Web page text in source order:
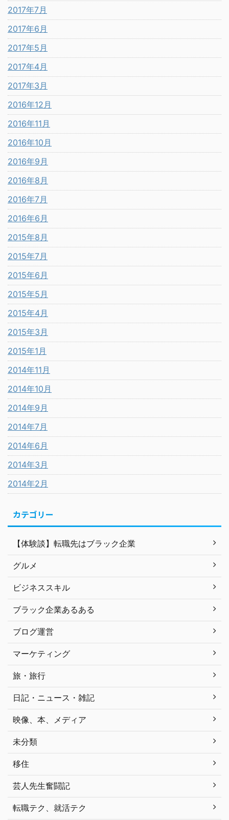
2017年7月
2017年6月
2017年5月
2017年4月
2017年3月
2016年12月
2016年11月
2016年10月
2016年9月
2016年8月
2016年7月
2016年6月
2015年8月
2015年7月
2015年6月
2015年5月
2015年4月
2015年3月
2015年1月
2014年11月
2014年10月
2014年9月
2014年7月
2014年6月
2014年3月
2014年2月
カテゴリー
【体験談】転職先はブラック企業
グルメ
ビジネススキル
ブラック企業あるある
ブログ運営
マーケティング
旅・旅行
日記・ニュース・雑記
映像、本、メディア
未分類
移住
芸人先生奮闘記
転職テク、就活テク